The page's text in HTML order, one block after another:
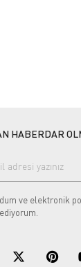
HABERDAR
ve elektronik
ediyorum.